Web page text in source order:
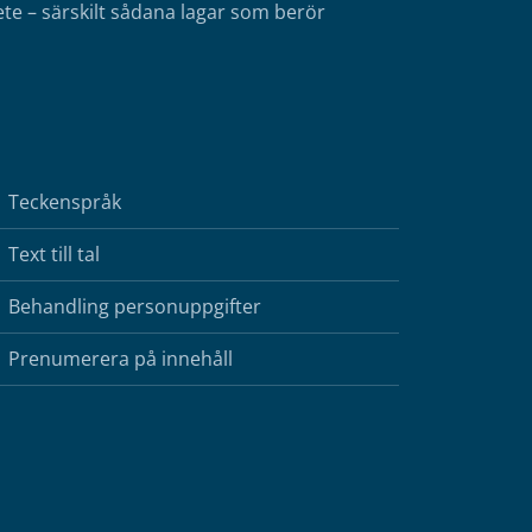
– särskilt sådana lagar som berör
Teckenspråk
Text till tal
Behandling personuppgifter
Prenumerera på innehåll